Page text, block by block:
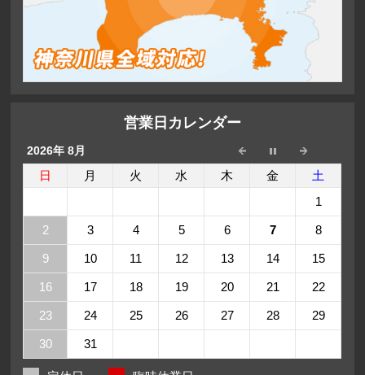
営業日カレンダー
2026年 8月
日 月 火 水 木 金
土
1
2 3 4 5 6 7 8
9 10 11 12 13 14 15
16 17 18 19 20 21 22
23 24 25 26 27 28 29
30 31